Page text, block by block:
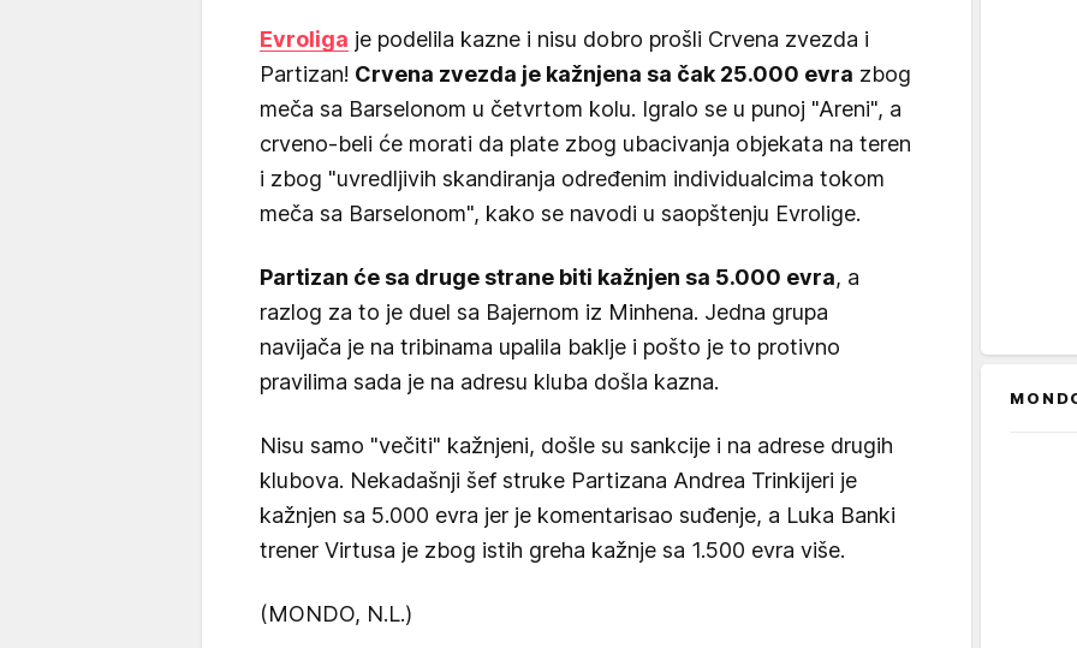
Evroliga je podelila kazne i nisu dobro prošli Crvena zvezda i
Partizan! Crvena zvezda je kažnjena sa čak 25.000 evra zbog
meča sa Barselonom u četvrtom kolu. Igralo se u punoj "Areni", a
crveno-beli će morati da plate zbog ubacivanja objekata na teren
i zbog "uvredljivih skandiranja određenim individualcima tokom
meča sa Barselonom", kako se navodi u saopštenju Evrolige.
Partizan će sa druge strane biti kažnjen sa 5.000 evra, a
razlog za to je duel sa Bajernom iz Minhena. Jedna grupa
navijača je na tribinama upalila baklje i pošto je to protivno
pravilima sada je na adresu kluba došla kazna.
Nisu samo "večiti" kažnjeni, došle su sankcije i na adrese drugih
klubova. Nekadašnji šef struke Partizana Andrea Trinkijeri je
kažnjen sa 5.000 evra jer je komentarisao suđenje, a Luka Banki
trener Virtusa je zbog istih greha kažnje sa 1.500 evra više.
(MONDO, N.L.)